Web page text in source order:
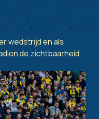
wedstrijd en als
de zichtbaarheid